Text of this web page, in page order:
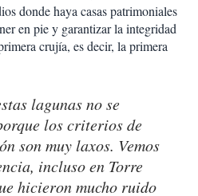
donde haya casas patrimoniales
en pie y garantizar la integridad
crujía, es decir, la primera
lagunas no se
los criterios de
son muy laxos. Vemos
incluso en Torre
hicieron mucho ruido